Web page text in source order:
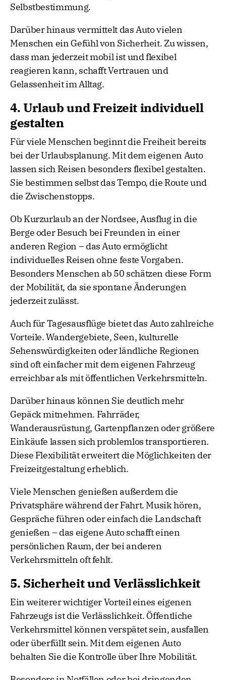
Selbstbestimmung.
Darüber hinaus vermittelt das Auto vielen
Menschen ein Gefühl von Sicherheit. Zu wissen,
dass man jederzeit mobil ist und flexibel
reagieren kann, schafft Vertrauen und
Gelassenheit im Alltag.
4. Urlaub und Freizeit individuell
gestalten
Für viele Menschen beginnt die Freiheit bereits
bei der Urlaubsplanung. Mit dem eigenen Auto
lassen sich Reisen besonders flexibel gestalten.
Sie bestimmen selbst das Tempo, die Route und
die Zwischenstopps.
Ob Kurzurlaub an der Nordsee, Ausflug in die
Berge oder Besuch bei Freunden in einer
anderen Region – das Auto ermöglicht
individuelles Reisen ohne feste Vorgaben.
Besonders Menschen ab 50 schätzen diese Form
der Mobilität, da sie spontane Änderungen
jederzeit zulässt.
Auch für Tagesausflüge bietet das Auto zahlreiche
Vorteile. Wandergebiete, Seen, kulturelle
Sehenswürdigkeiten oder ländliche Regionen
sind oft einfacher mit dem eigenen Fahrzeug
erreichbar als mit öffentlichen Verkehrsmitteln.
Darüber hinaus können Sie deutlich mehr
Gepäck mitnehmen. Fahrräder,
Wanderausrüstung, Gartenpflanzen oder größere
Einkäufe lassen sich problemlos transportieren.
Diese Flexibilität erweitert die Möglichkeiten der
Freizeitgestaltung erheblich.
Viele Menschen genießen außerdem die
Privatsphäre während der Fahrt. Musik hören,
Gespräche führen oder einfach die Landschaft
genießen – das eigene Auto schafft einen
persönlichen Raum, der bei anderen
Verkehrsmitteln oft fehlt.
5. Sicherheit und Verlässlichkeit
Ein weiterer wichtiger Vorteil eines eigenen
Fahrzeugs ist die Verlässlichkeit. Öffentliche
Verkehrsmittel können verspätet sein, ausfallen
oder überfüllt sein. Mit dem eigenen Auto
behalten Sie die Kontrolle über Ihre Mobilität.